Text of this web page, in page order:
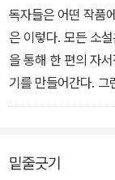
독자들은 어떤 작품
은 이렇다. 모든 소
을 통해 한 편의 자
기를 만들어간다. 그
밑줄긋기